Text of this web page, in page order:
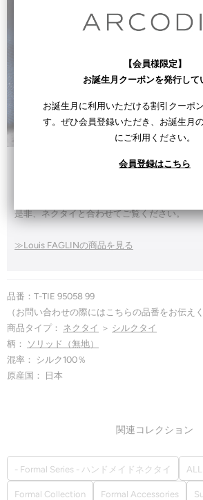
▼100年以上の歴史に裏づけされた品質の
是非、ネクタイと合わせてご覧ください。
≫Louis FAGLINの商品を見る
品番：T-TIE 95058 99
（お問い合わせの際にはこちらの品番をお伝え
商品タイプ： ネクタイ ＞ シルクタイ
柄：
ソリッド（無地）
混率： シルク100％
原産国： 日本
関連コレクション
- Formal Series - ハンドメイドネクタイ
Formal Collection Formal Accessories
【会員様限定】
お誕生月クーポンを発行して
お誕生月に利用いただける割引クーポ
す。ぜひ会員登録いただき、お誕生月
にご利用ください。
会員登録はこちら